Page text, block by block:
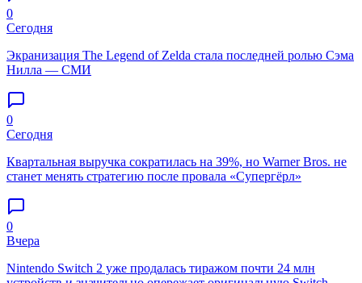
0
Сегодня
Экранизация The Legend of Zelda стала последней ролью Сэма
Нилла — СМИ
0
Сегодня
Квартальная выручка сократилась на 39%, но Warner Bros. не
станет менять стратегию после провала «Супергёрл»
0
Вчера
Nintendo Switch 2 уже продалась тиражом почти 24 млн